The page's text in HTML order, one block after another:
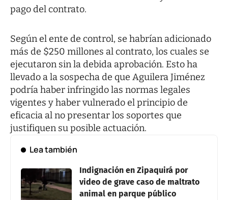
pago del contrato.
Según el ente de control, se habrían adicionado
más de $250 millones al contrato, los cuales se
ejecutaron sin la debida aprobación. Esto ha
llevado a la sospecha de que Aguilera Jiménez
podría haber infringido las normas legales
vigentes y haber vulnerado el principio de
eficacia al no presentar los soportes que
justifiquen su posible actuación.
Lea también
Indignación en Zipaquirá por
video de grave caso de maltrato
animal en parque público